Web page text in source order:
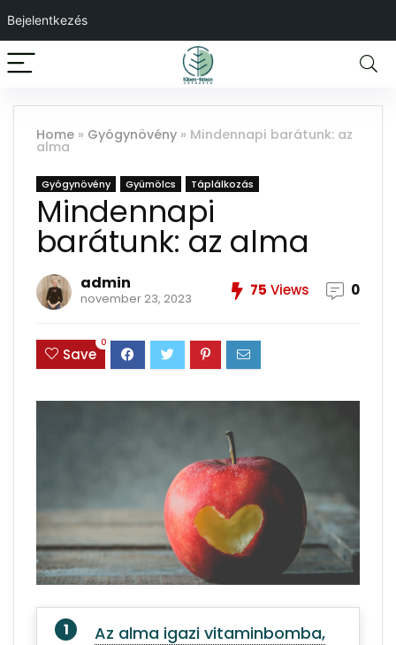
Bejelentkezés
Home » Gyógynövény » Mindennapi barátunk: az
alma
Gyógynövény Gyümölcs Táplálkozás
Mindennapi
barátunk: az alma
admin
november 23, 2023 75 Views 0
Save
0
Az alma igazi vitaminbomba,